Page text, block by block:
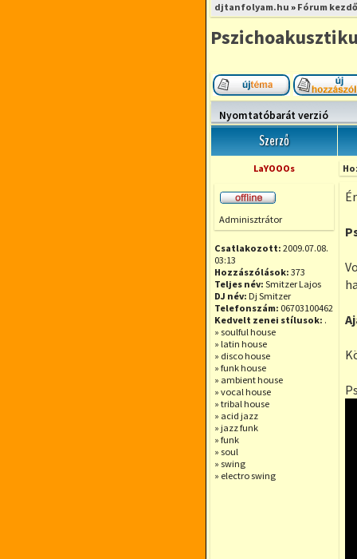
djtanfolyam.hu » Fórum
Új téma nyitása
Nyomtatóbarát verzió
Szerző
LaYOOOs
Adminisztrátor
Csatlakozott: 2009.07.08.
03:13
Hozzászólások: 373
Teljes név: Smitzer Lajos
DJ név: Dj Smitzer
Telefonszám: 06703100462
Kedvelt zenei stílusok: .
» soulful house
» latin house
» disco house
» funk house
» ambient house
» vocal house
» tribal house
» acid jazz
» jazz funk
» funk
» soul
» swing
» electro swing